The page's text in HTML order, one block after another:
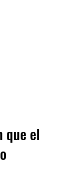
que el